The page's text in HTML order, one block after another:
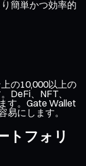
簡単かつ効率的
の10,000以上の
DeFi、NFT、
す。Gate Wallet
易にします。
トフォリ